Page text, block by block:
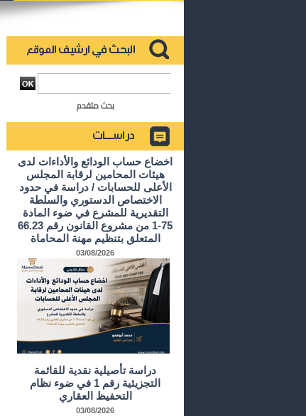
بحث متقدم
اخضاع حساب الودائع والأداءات لدى
هيئات المحامين لرقابة المجلس
الأعلى للحسابات / دراسة في حدود
الاختصاص الدستوري والسلطة
التقديرية للمشرع في ضوء المادة
75-1 من مشروع القانون رقم 66.23
المتعلق بتنظيم مهنة المحاماة
03/08/2026
دراسة تأصيلية نقدية للقائمة
التجزيئية رقم 1 في ضوء نظام
التحفيظ العقاري
03/08/2026